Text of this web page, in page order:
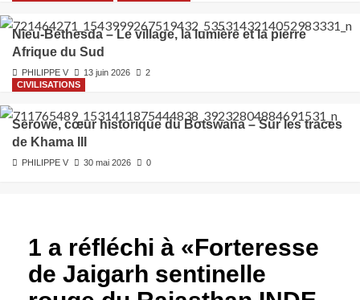
Nieu‑Bethesda – Le village, la lumière et la pierre
Afrique du Sud
PHILIPPE V 13 juin 2026
2
CIVILISATIONS
Serowe, cœur historique du Botswana – Sur les traces
de Khama III
PHILIPPE V 30 mai 2026 0
1 a réfléchi à «Forteresse
de Jaigarh sentinelle